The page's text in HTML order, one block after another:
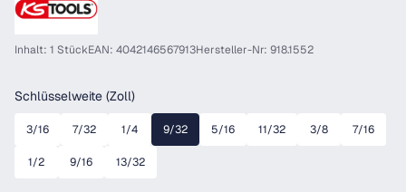
Inhalt: 1 StückEAN: 4042146567913Hersteller-Nr: 918.1552
Schlüsselweite (Zoll)auswählen
3/16 7/32 1/4 9/32 5/16 11/32 3/8 7/16
1/2 9/16 13/32